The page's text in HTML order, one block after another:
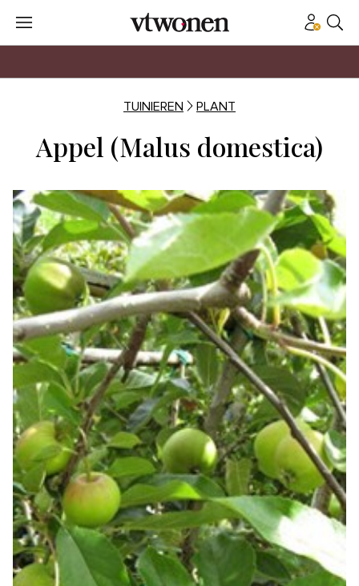
TUINIEREN PLANT
Appel (Malus domestica)